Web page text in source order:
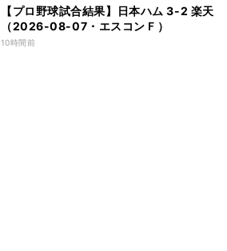
【プロ野球試合結果】日本ハム 3-2 楽天
（2026-08-07・エスコンＦ）
10時間前